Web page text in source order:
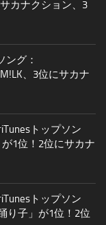
カナクション、3
ング：
、3位にサカナ
トップソン
1位！2位にサカナ
トップソン
り子」が1位！2位